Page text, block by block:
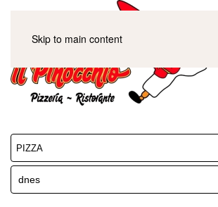
Skip to main content
Vyberte menu
Datum: